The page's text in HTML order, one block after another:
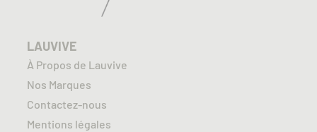
LAUVIVE
À Propos de Lauvive
Nos Marques
Contactez-nous
Mentions légales